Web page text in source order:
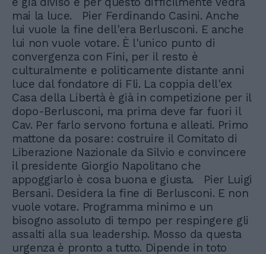
mai la luce. Pier Ferdinando Casini. Anche
lui vuole la fine dell'era Berlusconi. E anche
lui non vuole votare. È l'unico punto di
convergenza con Fini, per il resto è
culturalmente e politicamente distante anni
luce dal fondatore di Fli. La coppia dell'ex
Casa della Libertà è già in competizione per il
dopo-Berlusconi, ma prima deve far fuori il
Cav. Per farlo servono fortuna e alleati. Primo
mattone da posare: costruire il Comitato di
Liberazione Nazionale da Silvio e convincere
il presidente Giorgio Napolitano che
appoggiarlo è cosa buona e giusta. Pier Luigi
Bersani. Desidera la fine di Berlusconi. E non
vuole votare. Programma minimo e un
bisogno assoluto di tempo per respingere gli
assalti alla sua leadership. Mosso da questa
urgenza è pronto a tutto. Dipende in toto